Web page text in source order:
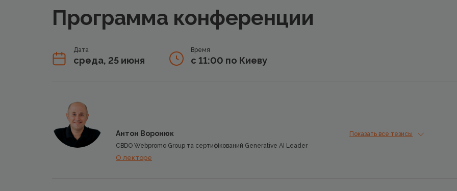
Программа конференции
Дата
среда, 25 июня
Время
с 11:00 по Киеву
Антон Воронюк
CBDO Webpromo Group та сертифікований Generative AI Leader
О лекторе
Показать все тезисы